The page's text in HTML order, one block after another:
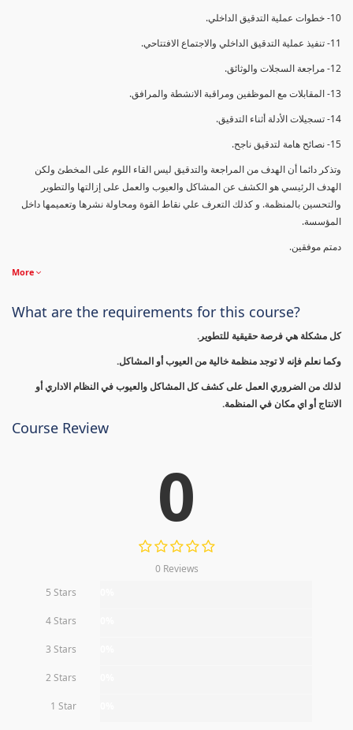
10- خطوات عملية التدقيق الداخلي.
11- تنفيذ عملية التدقيق الداخلي والاجتماع الافتتاحي.
12- مراجعة السجلات والوثائق.
13- المقابلات مع الموظفين ومراقبة الانشطة والمرافق.
14- تسجيلات الأدلة أثناء التدقيق.
15- نصائح هامة لتدقيق ناجح.
وتذكر دائما أن الهدف من المراجعة والتدقيق ليس القاء اللوم على المخطئ ولكن
الهدف الرئيسي هو الكشف عن المشاكل والعيوب والعمل على إزالتها والتطوير
والتحسين بالمنظمة. و كذلك التعرف علي نقاط القوة ومحاولة نشرها وتعميمها داخل
المؤسسة.
دمتم موفقين.
More
What are the requirements for this course?
كل مشكلة هي فرصة حقيقية للتطوير.
وكما نعلم فإنه لا توجد منظمة خالية من العيوب أو المشاكل.
لذلك من الضروري العمل على كشف كل المشاكل والعيوب في النظام الاداري أو
الانتاج أو اي مكان في المنظمة.
Course Review
0
0 Reviews
5 Stars
4 Stars
3 Stars
2 Stars
1 Star